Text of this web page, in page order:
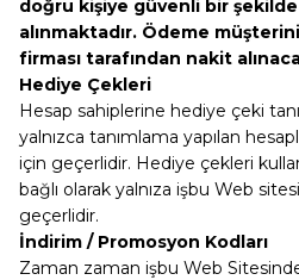
doğru kişiye güvenli bir
alınmaktadır. Ödeme
firması tarafından nakit
Hediye Çekleri
Hesap sahiplerine hediye çeki
yalnızca tanımlama yapılan
için geçerlidir. Hediye çekleri
bağlı olarak yalnıza işbu Web
geçerlidir.
İndirim / Promosyon Kodları
Zaman zaman işbu Web